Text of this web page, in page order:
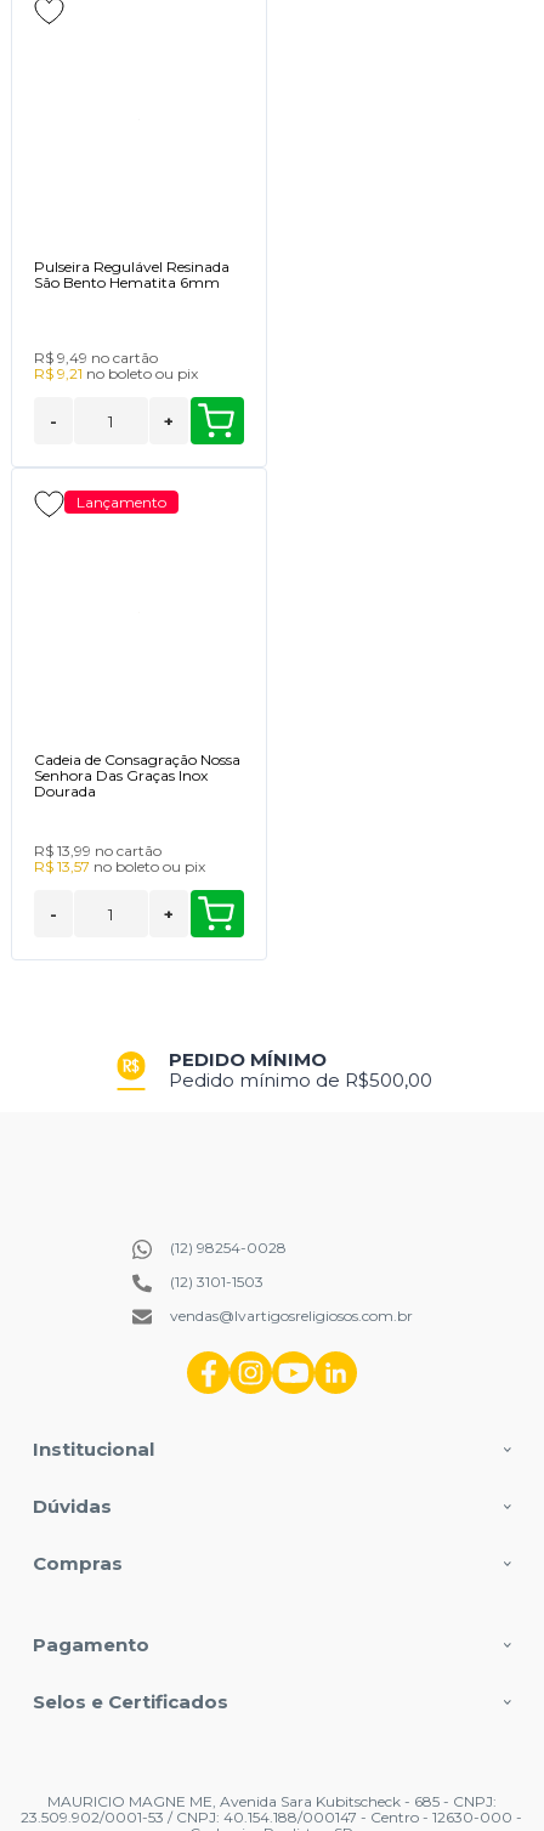
Pulseira Regulável Resinada
São Bento Hematita 6mm
R$ 9,49 no cartão
R$ 9,21 no boletoou pix
- +
Lançamento
Cadeia de Consagração Nossa
Senhora Das Graças Inox
Dourada
R$ 13,99 no cartão
R$ 13,57 no boletoou pix
- +
PEDIDO MÍNIMO
Pedido mínimo de R$500,00
Institucional
Dúvidas
Compras
(12) 98254-0028
(12) 3101-1503
vendas@lvartigosreligiosos.com.br
Pagamento
Selos e Certificados
MAURICIO MAGNE ME, Avenida Sara Kubitscheck - 685 - CNPJ:
23.509.902/0001-53 / CNPJ: 40.154.188/000147 - Centro - 12630-000 -